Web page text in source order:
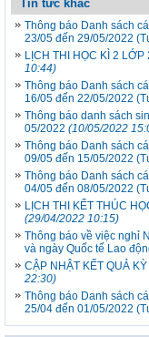
Tin tức khác
Thông báo Danh sách
23/05 đến 29/05/2022
LỊCH THI HỌC KÌ 2
10:44)
Thông báo Danh sách
16/05 đến 22/05/2022
Thông báo danh sách
05/2022 (10/05/2022
Thông báo Danh sách
09/05 đến 15/05/2022
Thông báo Danh sách
04/05 đến 08/05/2022
LỊCH THI KẾT THÚC
(29/04/2022 10:15)
Thông báo về việc nghỉ
và ngày Quốc tế Lao
CẬP NHẬT KẾT QUẢ
22:30)
Thông báo Danh sách
25/04 đến 01/05/2022